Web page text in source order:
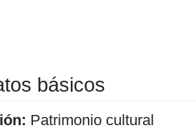
básicos
Patrimonio cultural